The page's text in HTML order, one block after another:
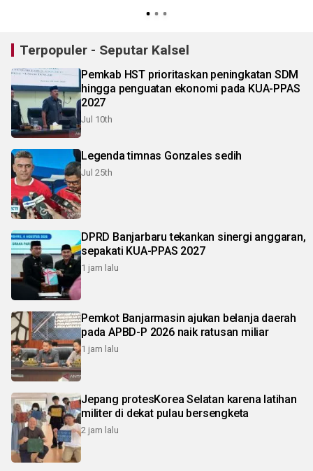
Terpopuler - Seputar Kalsel
Pemkab HST prioritaskan peningkatan SDM
hingga penguatan ekonomi pada KUA-PPAS
2027
Jul 10th
Legenda timnas Gonzales sedih
Jul 25th
DPRD Banjarbaru tekankan sinergi anggaran,
sepakati KUA-PPAS 2027
1 jam lalu
Pemkot Banjarmasin ajukan belanja daerah
pada APBD-P 2026 naik ratusan miliar
1 jam lalu
Jepang protesKorea Selatan karena latihan
militer di dekat pulau bersengketa
2 jam lalu